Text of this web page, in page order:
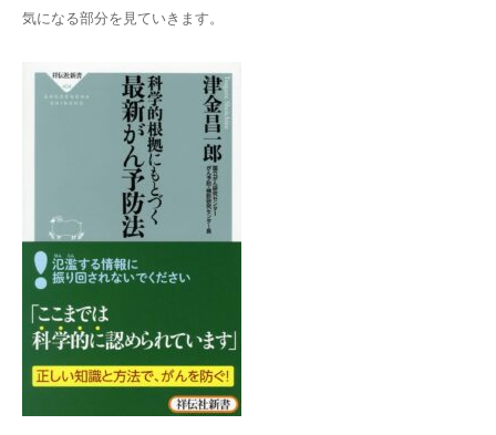
気になる部分を見ていきます。